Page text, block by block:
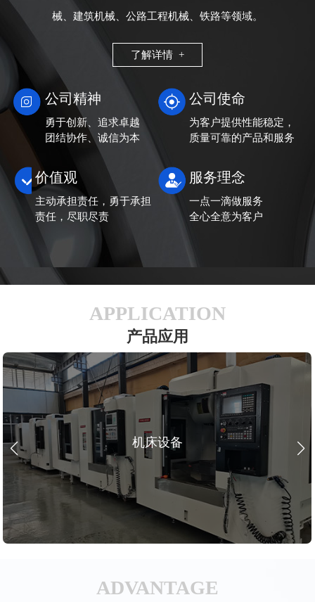
械、建筑机械、公路工程机械、铁路等领域。
了解详情 +
公司精神
勇于创新、追求卓越
团结协作、诚信为本
公司使命
为客户提供性能稳定，
质量可靠的产品和服务
价值观
主动承担责任，勇于承担
责任，尽职尽责
服务理念
一点一滴做服务
全心全意为客户
APPLICATION
产品应用
机床设备
ADVANTAGE